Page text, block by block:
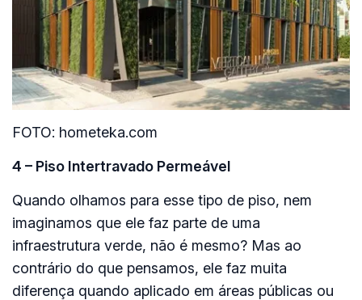
FOTO: hometeka.com
4 – Piso Intertravado Permeável
Quando olhamos para esse tipo de piso, nem
imaginamos que ele faz parte de uma
infraestrutura verde, não é mesmo? Mas ao
contrário do que pensamos, ele faz muita
diferença quando aplicado em áreas públicas ou